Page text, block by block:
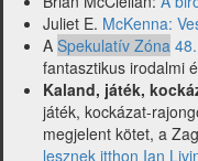
Juliet E. McKenna:
A Spekulatív Zóna
fantasztikus irodalmi
Kaland, játék,
játék, kockázat-
megjelent kötet, a
lesznek itthon Ian